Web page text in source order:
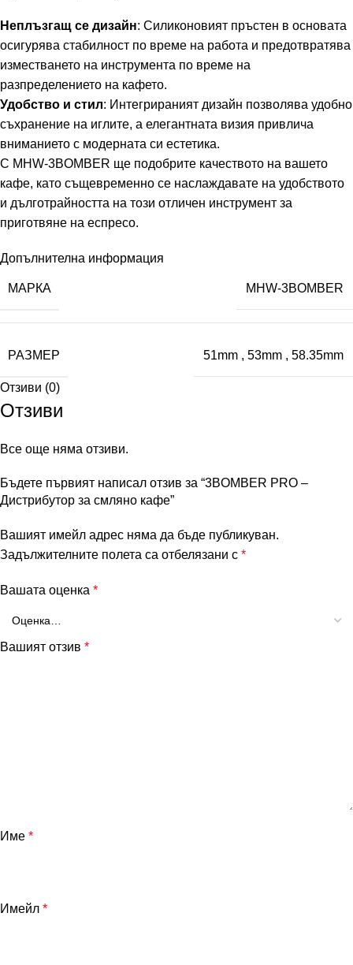
Неплъзгащ се дизайн: Силиконовият пръстен в основата
осигурява стабилност по време на работа и предотвратява
изместването на инструмента по време на
разпределението на кафето.
Удобство и стил: Интегрираният дизайн позволява удобно
съхранение на иглите, а елегантната визия привлича
вниманието с модерната си естетика.
С MHW-3BOMBER ще подобрите качеството на вашето
кафе, като същевременно се наслаждавате на удобството
и дълготрайността на този отличен инструмент за
приготвяне на еспресо.
Допълнителна информация
МАРКА MHW-3BOMBER
РАЗМЕР 51mm , 53mm , 58.35mm
Отзиви (0)
Отзиви
Все още няма отзиви.
Бъдете първият написал отзив за “3BOMBER PRO –
Дистрибутор за смляно кафе”
Вашият имейл адрес няма да бъде публикуван.
Задължителните полета са отбелязани с *
Вашата оценка *
Вашият отзив *
Име *
Имейл *